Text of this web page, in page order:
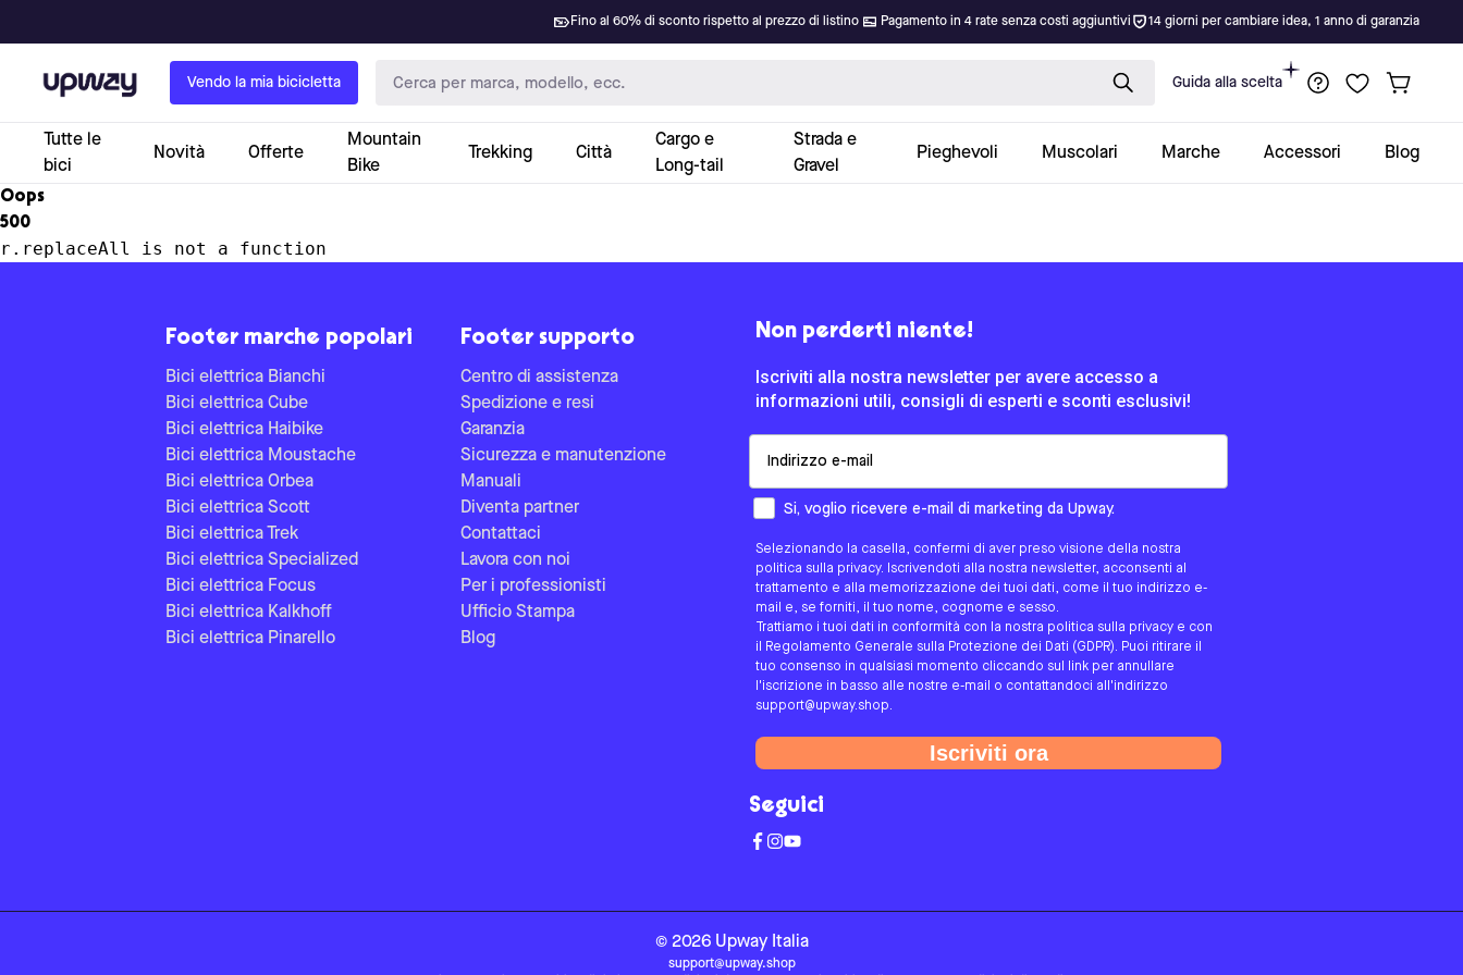
Fino al 60% di sconto rispetto al prezzo di listino Pagamento in 4 rate senza costi aggiuntivi 14 giorni per cambiare idea, 1 anno di garanzia
Upway Vendo la mia bicicletta Guida alla scelta
Tutte le
bici
Novità Offerte
Mountain
Bike
Trekking Città
Cargo e
Long-tail
Strada e
Gravel
Pieghevoli Muscolari Marche Accessori Blog
Oops
500
r.replaceAll is not a function
Footer marche popolari
Bici elettrica Bianchi
Bici elettrica Cube
Bici elettrica Haibike
Bici elettrica Moustache
Bici elettrica Orbea
Bici elettrica Scott
Bici elettrica Trek
Bici elettrica Specialized
Bici elettrica Focus
Bici elettrica Kalkhoff
Bici elettrica Pinarello
Footer supporto
Centro di assistenza
Spedizione e resi
Garanzia
Sicurezza e manutenzione
Manuali
Diventa partner
Contattaci
Lavora con noi
Per i professionisti
Ufficio Stampa
Blog
Non perderti niente!
Iscriviti alla nostra newsletter per avere accesso a
informazioni utili, consigli di esperti e sconti esclusivi!
Come preferisci essere contattato/a?
Si, voglio ricevere e-mail di marketing da Upway.
Selezionando la casella, confermi di aver preso visione della nostra
politica sulla privacy. Iscrivendoti alla nostra newsletter, acconsenti al
trattamento e alla memorizzazione dei tuoi dati, come il tuo indirizzo e-
mail e, se forniti, il tuo nome, cognome e sesso.
Trattiamo i tuoi dati in conformità con la nostra politica sulla privacy e con
il Regolamento Generale sulla Protezione dei Dati (GDPR). Puoi ritirare il
tuo consenso in qualsiasi momento cliccando sul link per annullare
l'iscrizione in basso alle nostre e-mail o contattandoci all'indirizzo
support@upway.shop.
Iscriviti ora
Seguici
© 2026 Upway Italia
support@upway.shop